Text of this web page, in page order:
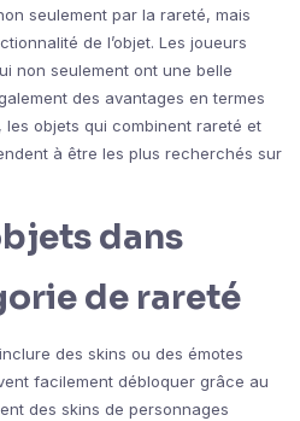
seulement par la rareté, mais
de l’objet. Les joueurs
non seulement ont une belle
des avantages en termes
les objets qui combinent rareté et
à être les plus recherchés sur
dans
de rareté
des skins ou des émotes
facilement débloquer grâce au
des skins de personnages